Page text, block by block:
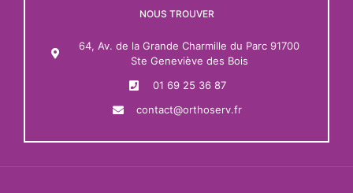
NOUS TROUVER
64, Av. de la Grande Charmille du Parc 91700
Ste Geneviève des Bois
01 69 25 36 87
contact@orthoserv.fr